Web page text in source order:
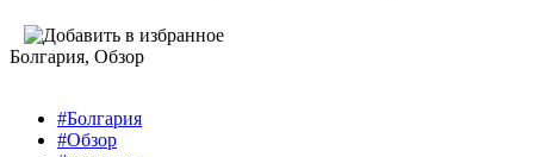
Болгария, Обзор
#Болгария
#Обзор